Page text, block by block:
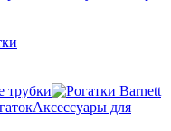
трубки
Аксессуары для